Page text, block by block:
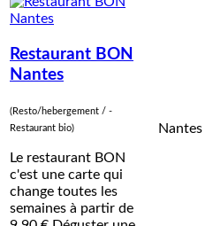
Restaurant BON
Nantes
(Resto/hebergement / -
Restaurant bio)
Le restaurant BON
c'est une carte qui
change toutes les
semaines à partir de
Nantes